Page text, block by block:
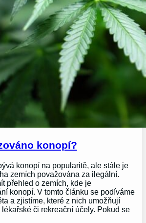
konopí?
konopí na popularitě, ale stále je
zemích považována za ilegální.
přehled o zemích, kde je
konopí. V tomto článku se podíváme
a zjistíme, které z nich umožňují
či rekreační účely. Pokud se